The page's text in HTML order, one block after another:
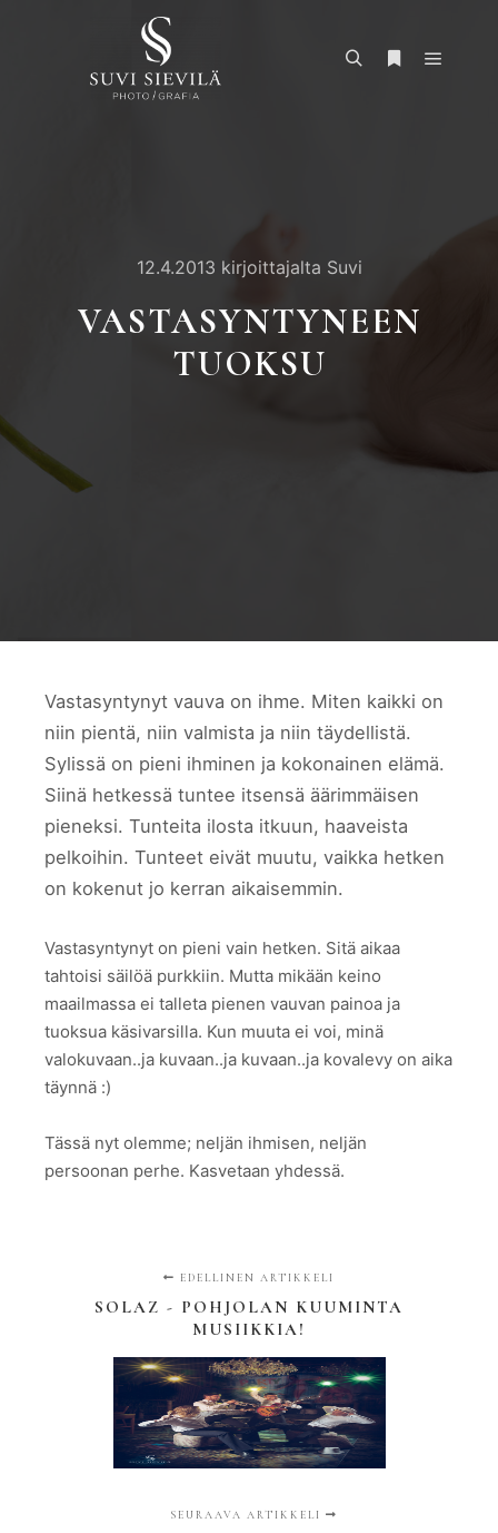
12.4.2013 kirjoittajalta Suvi
VASTASYNTYNEEN
TUOKSU
Vastasyntynyt vauva on ihme. Miten kaikki on
niin pientä, niin valmista ja niin täydellistä.
Sylissä on pieni ihminen ja kokonainen elämä.
Siinä hetkessä tuntee itsensä äärimmäisen
pieneksi. Tunteita ilosta itkuun, haaveista
pelkoihin. Tunteet eivät muutu, vaikka hetken
on kokenut jo kerran aikaisemmin.
Vastasyntynyt on pieni vain hetken. Sitä aikaa
tahtoisi säilöä purkkiin. Mutta mikään keino
maailmassa ei talleta pienen vauvan painoa ja
tuoksua käsivarsilla. Kun muuta ei voi, minä
valokuvaan..ja kuvaan..ja kuvaan..ja kovalevy on aika
täynnä :)
Tässä nyt olemme; neljän ihmisen, neljän
persoonan perhe. Kasvetaan yhdessä.
EDELLINEN ARTIKKELI
SOLAZ - POHJOLAN KUUMINTA
MUSIIKKIA!
SEURAAVA ARTIKKELI